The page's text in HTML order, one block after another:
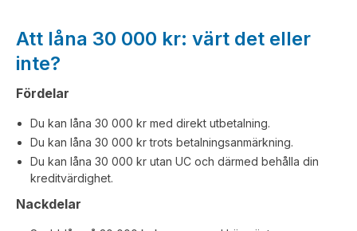
Att låna 30 000 kr: värt det eller
inte?
Fördelar
Du kan låna 30 000 kr med direkt utbetalning.
Du kan låna 30 000 kr trots betalningsanmärkning.
Du kan låna 30 000 kr utan UC och därmed behålla din
kreditvärdighet.
Nackdelar